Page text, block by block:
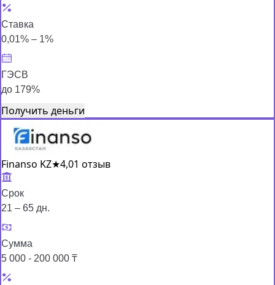
Ставка
0,01% – 1%
ГЭСВ
до 179%
Получить деньги
Finanso KZ★4,01 отзыв
Срок
21 – 65 дн.
Сумма
5 000 - 200 000 ₸